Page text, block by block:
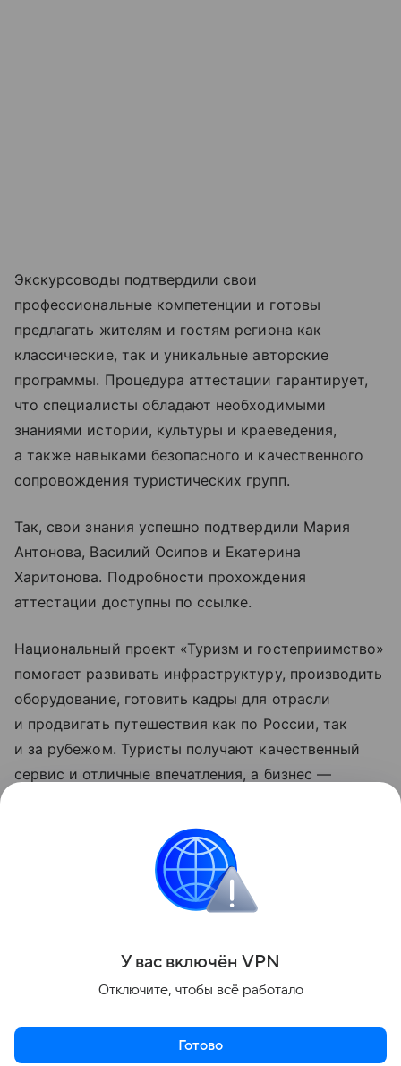
Экскурсоводы подтвердили свои
профессиональные компетенции и готовы
предлагать жителям и гостям региона как
классические, так и уникальные авторские
программы. Процедура аттестации гарантирует,
что специалисты обладают необходимыми
знаниями истории, культуры и краеведения,
а также навыками безопасного и качественного
сопровождения туристических групп.
Так, свои знания успешно подтвердили Мария
Антонова, Василий Осипов и Екатерина
Харитонова. Подробности прохождения
аттестации доступны по ссылке.
Национальный проект «Туризм и гостеприимство»
помогает развивать инфраструктуру, производить
оборудование, готовить кадры для отрасли
и продвигать путешествия как по России, так
и за рубежом. Туристы получают качественный
сервис и отличные впечатления, а бизнес —
удобными, безопасными и интересными.
Обновленные нацпроекты реализуются
по решению Президента РФ Владимира Путина
Поделиться
У вас включён VPN
Отключите, чтобы всё работало
Готово